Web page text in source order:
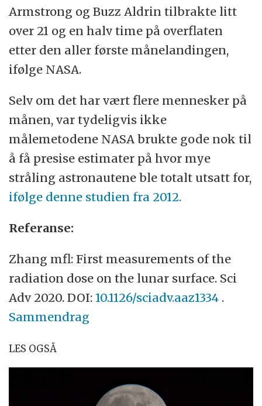
Armstrong og Buzz Aldrin tilbrakte litt
over 21 og en halv time på overflaten
etter den aller første månelandingen,
ifølge NASA.
Selv om det har vært flere mennesker på
månen, var tydeligvis ikke
målemetodene NASA brukte gode nok til
å få presise estimater på hvor mye
stråling astronautene ble totalt utsatt for,
ifølge denne studien fra 2012.
Referanse:
Zhang mfl: First measurements of the
radiation dose on the lunar surface. Sci
Adv 2020. DOI:10.1126/sciadv.aaz1334 .
Sammendrag
LES OGSÅ